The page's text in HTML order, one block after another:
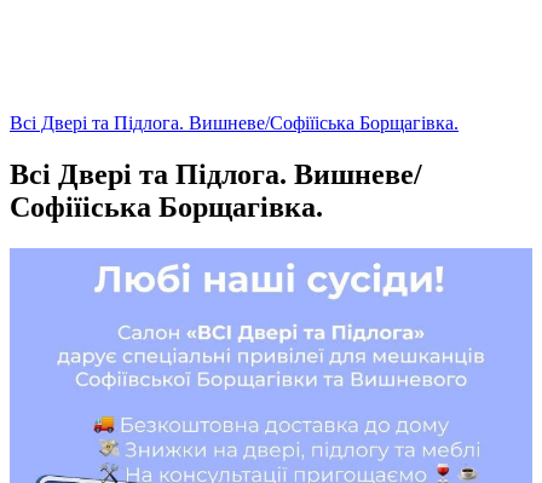
Всі Двері та Підлога. Вишневе/Софіїіська Борщагівка.
Всі Двері та Підлога. Вишневе/
Софіїіська Борщагівка.